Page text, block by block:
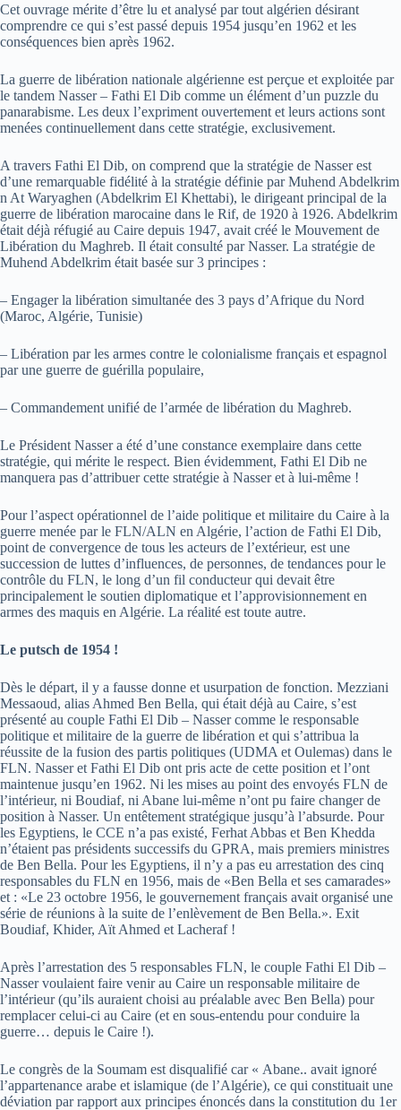
Cet ouvrage mérite d’être lu et analysé par tout algérien désirant
comprendre ce qui s’est passé depuis 1954 jusqu’en 1962 et les
conséquences bien après 1962.
La guerre de libération nationale algérienne est perçue et exploitée par
le tandem Nasser – Fathi El Dib comme un élément d’un puzzle du
panarabisme. Les deux l’expriment ouvertement et leurs actions sont
menées continuellement dans cette stratégie, exclusivement.
A travers Fathi El Dib, on comprend que la stratégie de Nasser est
d’une remarquable fidélité à la stratégie définie par Muhend Abdelkrim
n At Waryaghen (Abdelkrim El Khettabi), le dirigeant principal de la
guerre de libération marocaine dans le Rif, de 1920 à 1926. Abdelkrim
était déjà réfugié au Caire depuis 1947, avait créé le Mouvement de
Libération du Maghreb. Il était consulté par Nasser. La stratégie de
Muhend Abdelkrim était basée sur 3 principes :
– Engager la libération simultanée des 3 pays d’Afrique du Nord
(Maroc, Algérie, Tunisie)
– Libération par les armes contre le colonialisme français et espagnol
par une guerre de guérilla populaire,
– Commandement unifié de l’armée de libération du Maghreb.
Le Président Nasser a été d’une constance exemplaire dans cette
stratégie, qui mérite le respect. Bien évidemment, Fathi El Dib ne
manquera pas d’attribuer cette stratégie à Nasser et à lui-même !
Pour l’aspect opérationnel de l’aide politique et militaire du Caire à la
guerre menée par le FLN/ALN en Algérie, l’action de Fathi El Dib,
point de convergence de tous les acteurs de l’extérieur, est une
succession de luttes d’influences, de personnes, de tendances pour le
contrôle du FLN, le long d’un fil conducteur qui devait être
principalement le soutien diplomatique et l’approvisionnement en
armes des maquis en Algérie. La réalité est toute autre.
Le putsch de 1954 !
Dès le départ, il y a fausse donne et usurpation de fonction. Mezziani
Messaoud, alias Ahmed Ben Bella, qui était déjà au Caire, s’est
présenté au couple Fathi El Dib – Nasser comme le responsable
politique et militaire de la guerre de libération et qui s’attribua la
réussite de la fusion des partis politiques (UDMA et Oulemas) dans le
FLN. Nasser et Fathi El Dib ont pris acte de cette position et l’ont
maintenue jusqu’en 1962. Ni les mises au point des envoyés FLN de
l’intérieur, ni Boudiaf, ni Abane lui-même n’ont pu faire changer de
position à Nasser. Un entêtement stratégique jusqu’à l’absurde. Pour
les Egyptiens, le CCE n’a pas existé, Ferhat Abbas et Ben Khedda
n’étaient pas présidents successifs du GPRA, mais premiers ministres
de Ben Bella. Pour les Egyptiens, il n’y a pas eu arrestation des cinq
responsables du FLN en 1956, mais de «Ben Bella et ses camarades»
et : «Le 23 octobre 1956, le gouvernement français avait organisé une
série de réunions à la suite de l’enlèvement de Ben Bella.». Exit
Boudiaf, Khider, Aït Ahmed et Lacheraf !
Après l’arrestation des 5 responsables FLN, le couple Fathi El Dib –
Nasser voulaient faire venir au Caire un responsable militaire de
l’intérieur (qu’ils auraient choisi au préalable avec Ben Bella) pour
remplacer celui-ci au Caire (et en sous-entendu pour conduire la
guerre… depuis le Caire !).
Le congrès de la Soumam est disqualifié car « Abane.. avait ignoré
l’appartenance arabe et islamique (de l’Algérie), ce qui constituait une
déviation par rapport aux principes énoncés dans la constitution du 1er